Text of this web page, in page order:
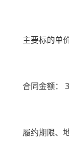
主要标的单价
合同金额：
履约期限、